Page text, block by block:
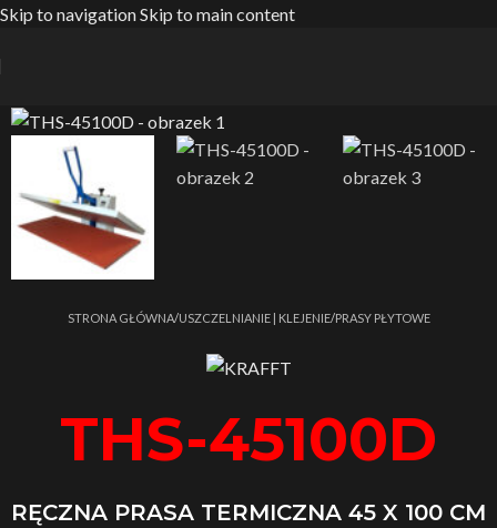
Skip to navigationSkip to main content
Strona główna/USZCZELNIANIE | KLEJENIE/PRASY PŁYTOWE
THS-45100D
RĘCZNA PRASA TERMICZNA 45 X 100 CM